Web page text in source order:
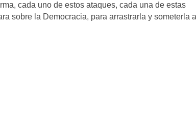
cada uno de estos ataques, cada una de estas
sobre la Democracia, para arrastrarla y someterla